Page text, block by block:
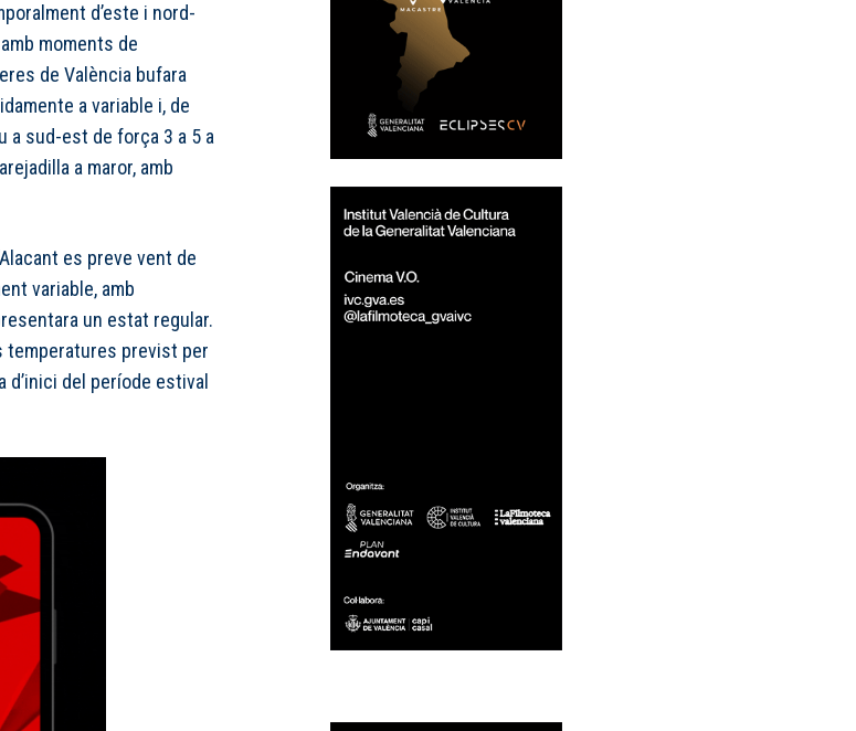
d’este i nord-
moments de
de València bufara
a variable i, de
a sud-est de força 3 a 5 a
a maror, amb
es preve vent de
variable, amb
un estat regular.
temperatures previst per
del període estival